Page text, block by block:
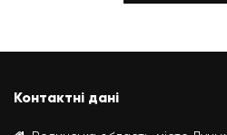
Контактні дані